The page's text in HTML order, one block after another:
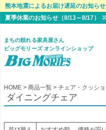
熊本地震によるお届け遅延のお知ら
夏季休業のお知らせ（8/13～8/17）
まちの頼れる家具屋さん
ビッグモリーズ オンラインショップ
HOME 商品一覧 チェア・クッシ
ダイニングチェア